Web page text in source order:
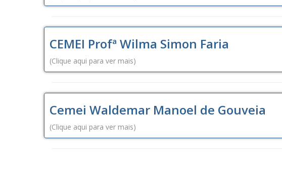
CEMEI Profª Wilma Simon Faria
(Clique aqui para ver mais)
Cemei Waldemar Manoel de Gouveia
(Clique aqui para ver mais)